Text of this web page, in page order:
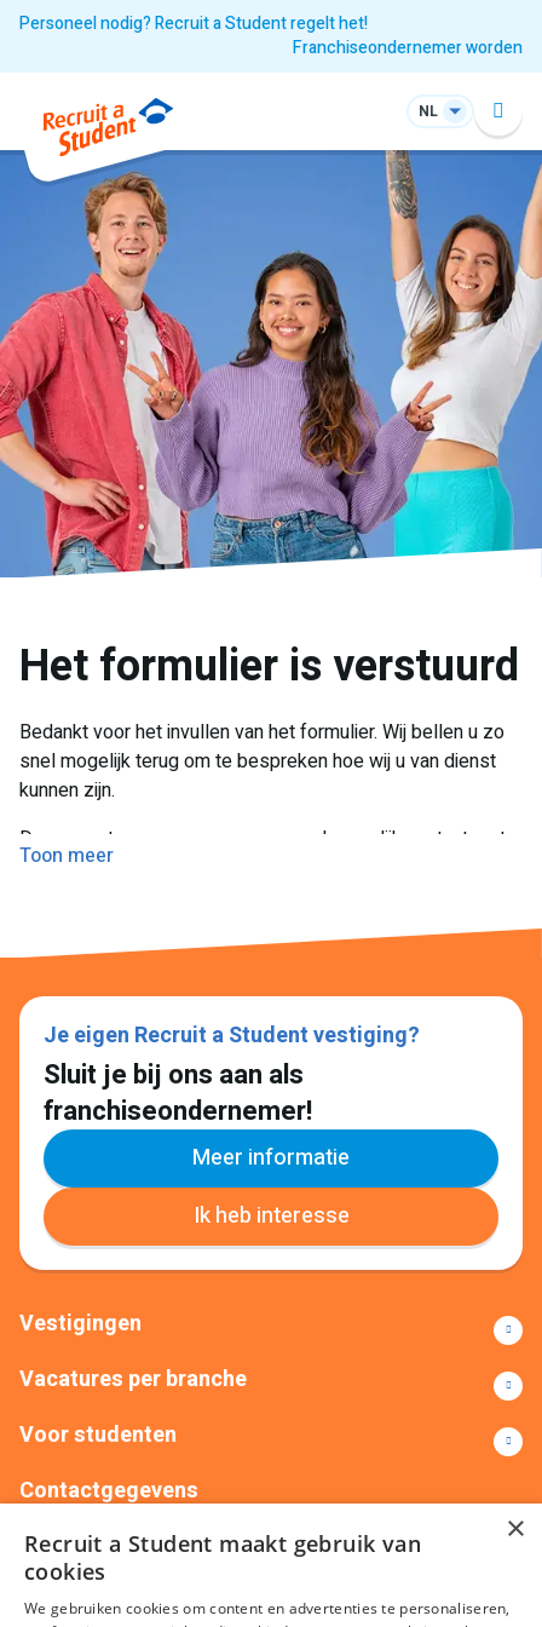
Personeel nodig? Recruit a Student regelt het!
Franchiseondernemer worden
NL
Het formulier is verstuurd
Bedankt voor het invullen van het formulier. Wij bellen u zo
snel mogelijk terug om te bespreken hoe wij u van dienst
kunnen zijn.
De accountmanagers nemen zo snel mogelijk contact met u
op. Is dit niet het geval? Stuur dan een mailtje naar
Het talent van morgen, vandaag in huis
BijRecruit a Studenthaalt u hét talent van morgen vandaag
al in huis!
Wij vinden het belangrijk dat onze studenten zichzelf
kunnen ontwikkelen bij een studie gerelateerd bedrijf. Zo
kunnen zij de nodige werkervaring op doen en misschien
wel doorgroeien binnen uw onderneming.
Met Recruit a Student zijn wij u graag van dienst. We zorgen
voor de
werving & selectievan getalenteerd
personeel. Daarnaast zijn wij ook graag van dienst bij
hetuitzenden & detacherenvan young professionals,
poolmanagement, stage & bemiddeling en online uitzenden
& verloning.
Toon meer
Je eigen Recruit a Student vestiging?
Sluit je bij ons aan als
franchiseondernemer!
Meer informatie
Ik heb interesse
Vestigingen
Vacatures per branche
Voor studenten
Contactgegevens
+31(0)88 522 00 76
info@recruitastudent.nl
Alle vestigingen
×
Recruit a Student maakt gebruik van
cookies
We gebruiken cookies om content en advertenties te personaliseren,